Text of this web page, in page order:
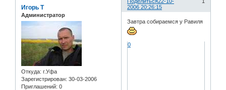
2006 20:26:15
Игорь Т
Администратор
Откуда: г.Уфа
Зарегистрирован: 30-03-2006
Приглашений: 0
Завтра собираемся у Равиля
0